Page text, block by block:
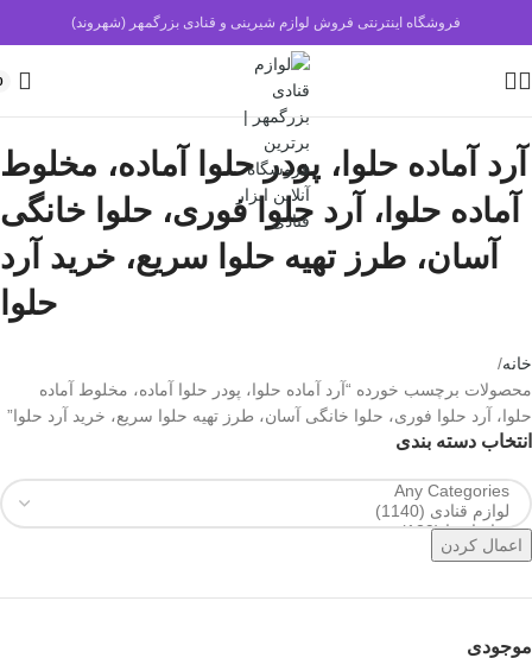
فروشگاه اینترنتی فروش لوازم شیرینی و قنادی بزرگمهر (شهروند)
آرد آماده حلوا، پودر حلوا آماده، مخلوط
آماده حلوا، آرد حلوا فوری، حلوا خانگی
آسان، طرز تهیه حلوا سریع، خرید آرد
حلوا
خانه
محصولات برچسب خورده “آرد آماده حلوا، پودر حلوا آماده، مخلوط آماده
حلوا، آرد حلوا فوری، حلوا خانگی آسان، طرز تهیه حلوا سریع، خرید آرد حلوا”
انتخاب دسته بندی
اعمال کردن
موجودی